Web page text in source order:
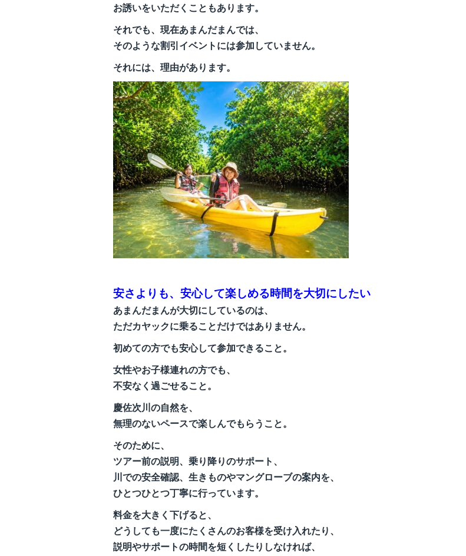
お誘いをいただくこともあります。
それでも、現在あまんだまんでは、
そのような割引イベントには参加していません。
それには、理由があります。
安さよりも、安心して楽しめる時間を大切にしたい
あまんだまんが大切にしているのは、
ただカヤックに乗ることだけではありません。
初めての方でも安心して参加できること。
女性やお子様連れの方でも、
不安なく過ごせること。
慶佐次川の自然を、
無理のないペースで楽しんでもらうこと。
そのために、
ツアー前の説明、乗り降りのサポート、
川での安全確認、生きものやマングローブの案内を、
ひとつひとつ丁寧に行っています。
料金を大きく下げると、
どうしても一度にたくさんのお客様を受け入れたり、
説明やサポートの時間を短くしたりしなければ、